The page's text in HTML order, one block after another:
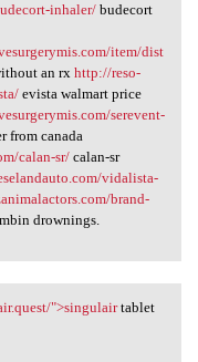
inhaler/budecort
item/dist
an rx http://reso-
evista walmart price
serevent-
from canada
calan-sr/calan-sr
vidalista-
brand-
drownings.
">singulairtablet